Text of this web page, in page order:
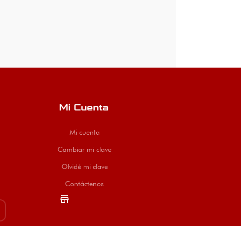
Mi Cuenta
Mi cuenta
Cambiar mi clave
Olvidé mi clave
Contáctenos
store